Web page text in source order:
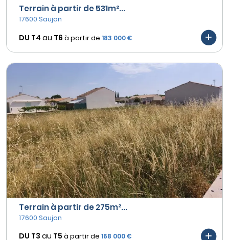
Terrain à partir de 531m²...
17600 Saujon
DU T4 au T6 à partir de 183 000 €
Terrain à partir de 275m²...
17600 Saujon
DU T3 au T5 à partir de 168 000 €